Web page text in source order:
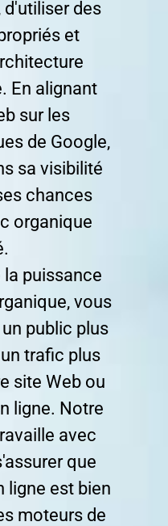
d'utiliser des
et
En alignant
sur les
de Google,
sa visibilité
chances
organique
la puissance
vous
public plus
trafic plus
site Web ou
ligne. Notre
avec
que
ligne est bien
moteurs de